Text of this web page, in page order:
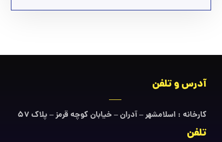
آدرس و تلفن
کارخانه : اسلامشهر – آدران – خیابان کوچه قرمز – پلاک ۵۷
تلفن